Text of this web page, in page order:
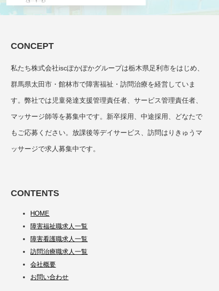
CONCEPT
私たち株式会社iscぽかぽかグループは栃木県足利市をはじめ、
群馬県太田市・館林市で障害福祉・訪問治療を経営していま
す。弊社では児童発達支援管理責任者、サービス管理責任者、
マッサージ師等を募集中です。新卒採用、中途採用、どなたで
もご応募ください。放課後等デイサービス、訪問はりきゅうマ
ッサージで求人募集中です。
CONTENTS
HOME
障害福祉職求人一覧
障害看護職求人一覧
訪問治療職求人一覧
会社概要
お問い合わせ